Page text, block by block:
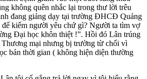
không quên nhắc lại trong thư lời trêu
đang giảng dạy tại trường ĐHCĐ Quảng
kiếm người yêu chứ gì? Người ta tìm vợ
Đại học khôn thiệt !”. Hồi đó Lân trúng
mại nhưng bị trường từ chối vì
bán thời gian ( không hiện diện thường